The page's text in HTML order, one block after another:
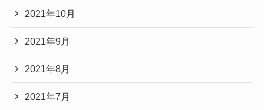
2021年10月
2021年9月
2021年8月
2021年7月